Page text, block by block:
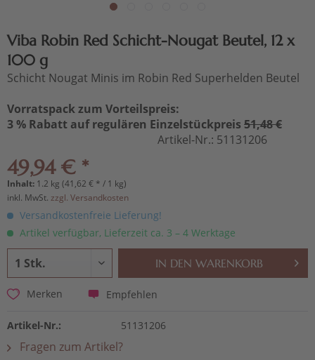
Viba Robin Red Schicht-Nougat Beutel, 12 x
100 g
Schicht Nougat Minis im Robin Red Superhelden Beutel
Vorratspack zum Vorteilspreis:
3 % Rabatt auf regulären Einzelstückpreis 51,48 €
Artikel-Nr.: 51131206
49,94 € *
Inhalt: 1.2 kg (41,62 € * / 1 kg)
inkl. MwSt. zzgl. Versandkosten
Versandkostenfreie Lieferung!
Artikel verfügbar, Lieferzeit ca. 3 – 4 Werktage
IN DEN WARENKORB
Merken Empfehlen
Artikel-Nr.: 51131206
Fragen zum Artikel?